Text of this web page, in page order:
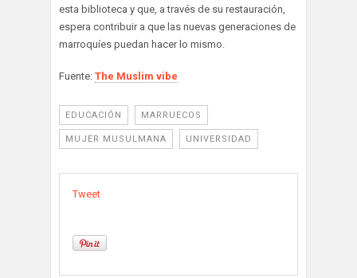
esta biblioteca y que, a través de su restauración,
espera contribuir a que las nuevas generaciones de
marroquíes puedan hacer lo mismo.
Fuente: The Muslim vibe
EDUCACIÓN MARRUECOS
MUJER MUSULMANA UNIVERSIDAD
Tweet